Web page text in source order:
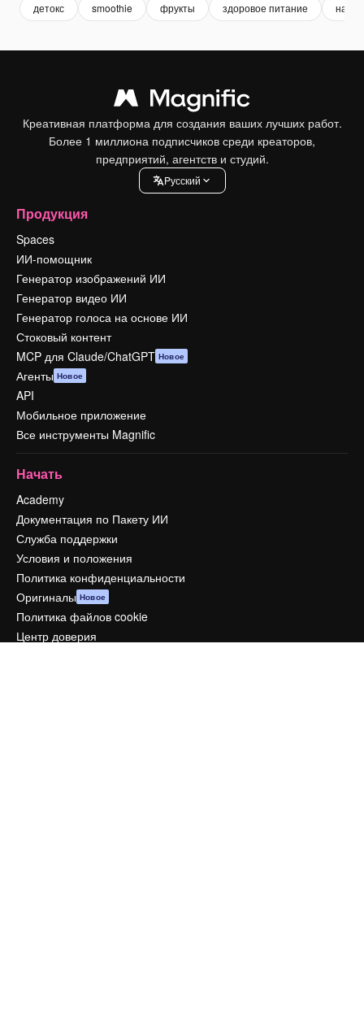
детокс smoothie фрукты здоровое питание
Креативная платформа для создания ваших лучших работ.
Более 1 миллиона подписчиков среди креаторов,
предприятий, агентств и студий.
Pусский
Продукция
Spaces
ИИ-помощник
Генератор изображений ИИ
Генератор видео ИИ
Генератор голоса на основе ИИ
Стоковый контент
MCP для Claude/ChatGPT Новое
Агенты Новое
API
Мобильное приложение
Все инструменты Magnific
Начать
Academy
Документация по Пакету ИИ
Служба поддержки
Условия и положения
Политика конфиденциальности
Оригиналы Новое
Политика файлов cookie
Центр доверия